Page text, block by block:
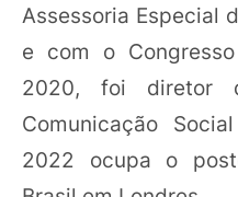
Assessoria Especial
e com o
2020, foi diretor
Comunicação
2022 ocupa o